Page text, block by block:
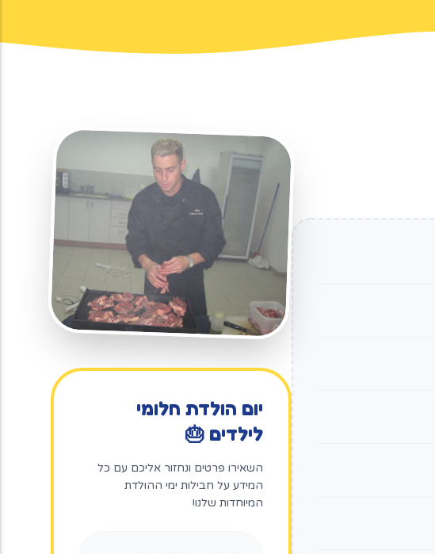
יום הולדת חלומי
לילדים 🎂
השאירו פרטים ונחזור אליכם עם כל
המידע על חבילות ימי ההולדת
המיוחדות שלנו!